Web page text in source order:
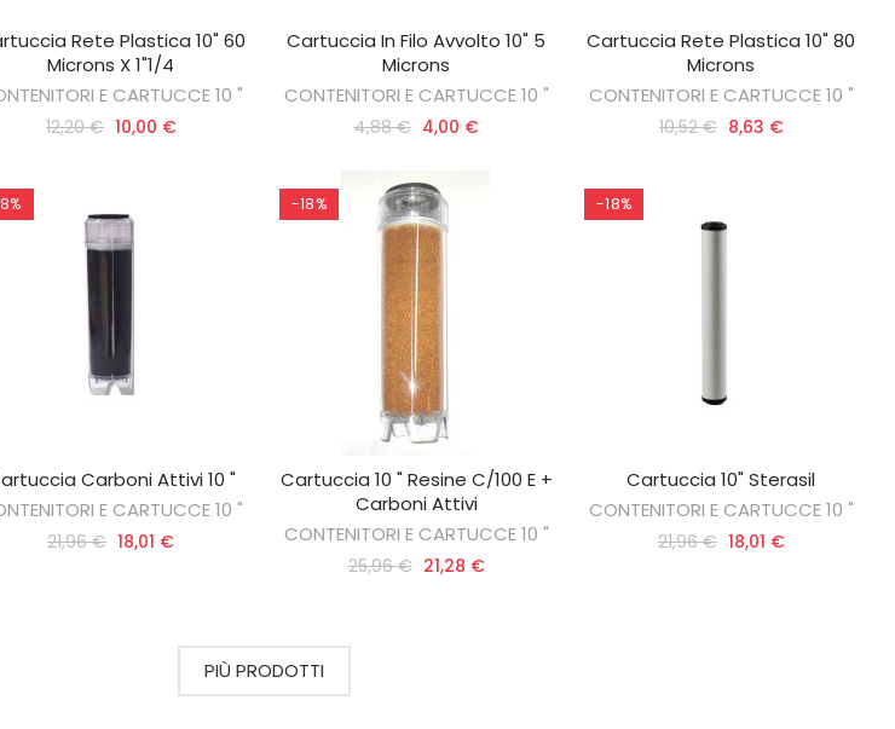
AGGIUNGI AL CARRELLO
Rete Plastica 10" 60
Microns X 1"1/4
E CARTUCCE 10 "
12,20 € 10,00 €
AGGIUNGI AL CARRELLO
Cartuccia In Filo Avvolto 10" 5
Microns
CONTENITORI E CARTUCCE 10 "
4,88 € 4,00 €
AGGIUNGI AL CARRELLO
Cartuccia Rete Plastica 10" 80
Microns
CONTENITORI E CARTUCCE 10 "
10,52 € 8,63 €
AGGIUNGI AL CARRELLO
Carboni Attivi 10 "
E CARTUCCE 10 "
21,96 € 18,01 €
-18%
AGGIUNGI AL CARRELLO
Cartuccia 10 " Resine C/100 E +
Carboni Attivi
CONTENITORI E CARTUCCE 10 "
25,96 € 21,28 €
-18%
AGGIUNGI AL CARRELLO
Cartuccia 10" Sterasil
CONTENITORI E CARTUCCE 10 "
21,96 € 18,01 €
PIÙ PRODOTTI